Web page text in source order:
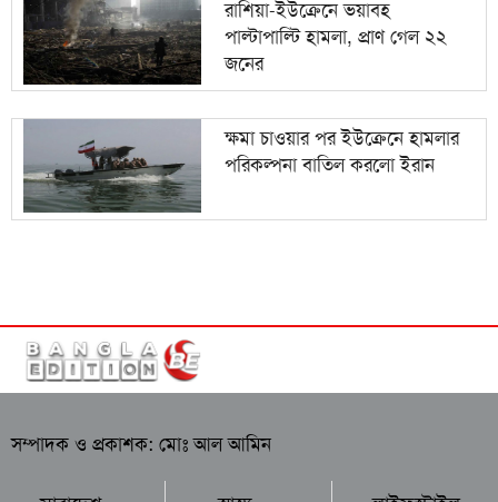
রাশিয়া-ইউক্রেনে ভয়াবহ
পাল্টাপাল্টি হামলা, প্রাণ গেল ২২
জনের
ক্ষমা চাওয়ার পর ইউক্রেনে হামলার
পরিকল্পনা বাতিল করলো ইরান
সম্পাদক ও প্রকাশক: মোঃ আল আমিন